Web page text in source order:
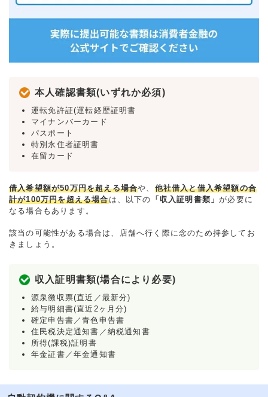
本人確認書類(いずれか必須)
運転免許証(運転経歴証明書
マイナンバーカード
パスポート
特別永住者証明書
在留カード
借入希望額が50万円を超える場合や、 他社借入と借入希望額の合
計が100万円を超える場合は、以下の 「収入証明書類」が必要に
なる場合もあります。
該当の可能性がある場合は、店舗へ行く際に念のため持参してお
きましょう。
収入証明書類(場合により必要)
源泉徴収票(直近／最新分)
給与明細書(直近2ヶ月分)
確定申告書／青色申告書
住民税決定通知書／納税通知書
所得(課税)証明書
年金証書／年金通知書